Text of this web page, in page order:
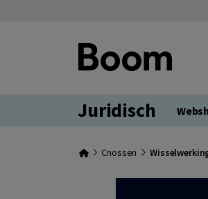
Juridisch
Cnossen